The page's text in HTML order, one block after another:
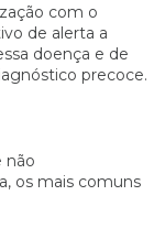
com o
de alerta a
doença e de
precoce.
não
os mais comuns